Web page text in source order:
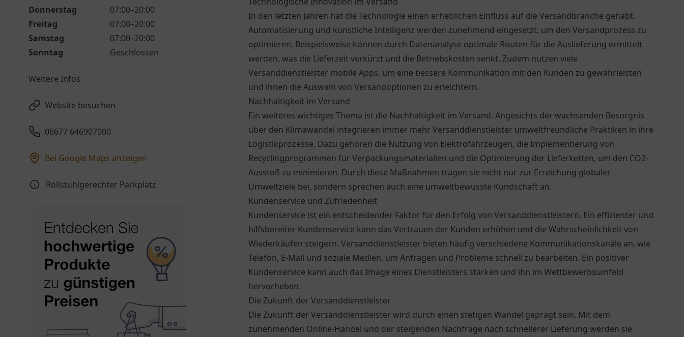
Donnerstag
07:00–20:00
Freitag
07:00–20:00
Samstag
07:00–20:00
Sonntag
Geschlossen
Weitere Infos
Website besuchen
06677 646907000
Bei Google Maps anzeigen
Rollstuhlgerechter Parkplatz
In den letzten Jahren hat die Technologie einen erheblichen Einfluss auf die Versandbranche gehabt.
Automatisierung und künstliche Intelligenz werden zunehmend eingesetzt, um den Versandprozess zu
optimieren. Beispielsweise können durch Datenanalyse optimale Routen für die Auslieferung ermittelt
werden, was die Lieferzeit verkürzt und die Betriebskosten senkt. Zudem nutzen viele
Versanddienstleister mobile Apps, um eine bessere Kommunikation mit den Kunden zu gewährleisten
und ihnen die Auswahl von Versandoptionen zu erleichtern.
Nachhaltigkeit im Versand
Ein weiteres wichtiges Thema ist die Nachhaltigkeit im Versand. Angesichts der wachsenden Besorgnis
über den Klimawandel integrieren immer mehr Versanddienstleister umweltfreundliche Praktiken in ihre
Logistikprozesse. Dazu gehören die Nutzung von Elektrofahrzeugen, die Implementierung von
Recyclingprogrammen für Verpackungsmaterialien und die Optimierung der Lieferketten, um den CO2-
Ausstoß zu minimieren. Durch diese Maßnahmen tragen sie nicht nur zur Erreichung globaler
Umweltziele bei, sondern sprechen auch eine umweltbewusste Kundschaft an.
Kundenservice und Zufriedenheit
Kundenservice ist ein entscheidender Faktor für den Erfolg von Versanddienstleistern. Ein effizienter und
hilfsbereiter Kundenservice kann das Vertrauen der Kunden erhöhen und die Wahrscheinlichkeit von
Wiederkäufen steigern. Versanddienstleister bieten häufig verschiedene Kommunikationskanäle an, wie
Telefon, E-Mail und soziale Medien, um Anfragen und Probleme schnell zu bearbeiten. Ein positiver
Kundenservice kann auch das Image eines Dienstleisters stärken und ihn im Wettbewerbsumfeld
hervorheben.
Die Zukunft der Versanddienstleister
Die Zukunft der Versanddienstleister wird durch einen stetigen Wandel geprägt sein. Mit dem
zunehmenden Online-Handel und der steigenden Nachfrage nach schnellerer Lieferung werden sie